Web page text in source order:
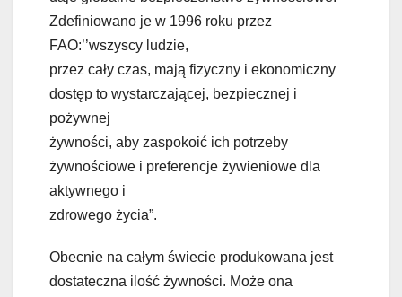
Zdefiniowano je w 1996 roku przez
FAO:’’wszyscy ludzie,
przez cały czas, mają fizyczny i ekonomiczny
dostęp to wystarczającej, bezpiecznej i
pożywnej
żywności, aby zaspokoić ich potrzeby
żywnościowe i preferencje żywieniowe dla
aktywnego i
zdrowego życia”.
Obecnie na całym świecie produkowana jest
dostateczna ilość żywności. Może ona